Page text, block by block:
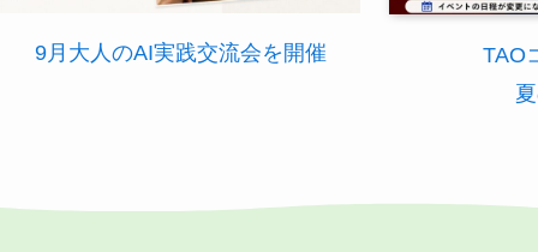
9月大人のAI実践交流会を開催
TAO